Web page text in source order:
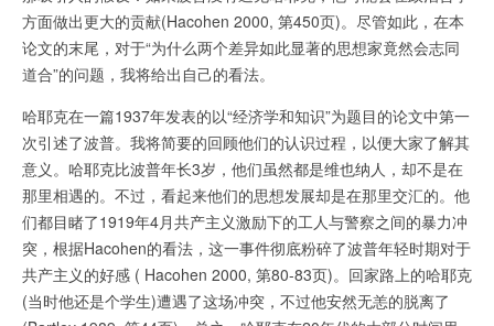
方面做出更大的贡献(Hacohen 2000, 第450页)。尽管如此，在本
论文的末尾，对于“为什么两个差异如此显著的思想家竟然会志同
道合”的问题，我将给出自己的看法。
哈耶克在一篇1937年发表的以“经济学和知识”为题目的论文中第一
次引述了波普。我将简要的回顾他们的认识过程，以便大家了解其
意义。哈耶克比波普年长3岁，他们虽然都是维也纳人，却不是在
那里相遇的。不过，看起来他们的思想发展却是在那里交汇的。他
们都目睹了1919年4月共产主义激励下的工人与警察之间的暴力冲
突，根据Hacohen的看法，这一事件彻底粉碎了波普年轻时期对于
共产主义的好感 ( Hacohen 2000, 第80-83页)。回家路上的哈耶克
(当时他还是个学生)遭遇了这场冲突，不过他安然无恙的脱离了